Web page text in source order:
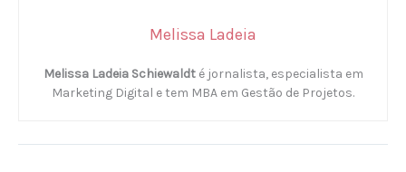
Melissa Ladeia
Melissa Ladeia Schiewaldté jornalista, especialista em
Marketing Digital e tem MBA em Gestão de Projetos.